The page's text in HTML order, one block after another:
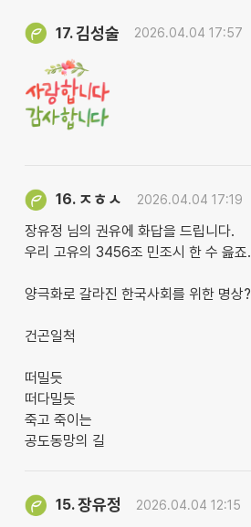
17.김성술 2026.04.04 17:57
16. ㅈㅎㅅ 2026.04.04 17:19
장유정 님의 권유에 화답을 드립니다.
우리 고유의 3456조 민조시 한 수 읊죠.
양극화로 갈라진 한국사회를 위한 명상?
건곤일척
떠밀듯
떠다밀듯
죽고 죽이는
공도동망의 길
15.장유정 2026.04.04 12:15